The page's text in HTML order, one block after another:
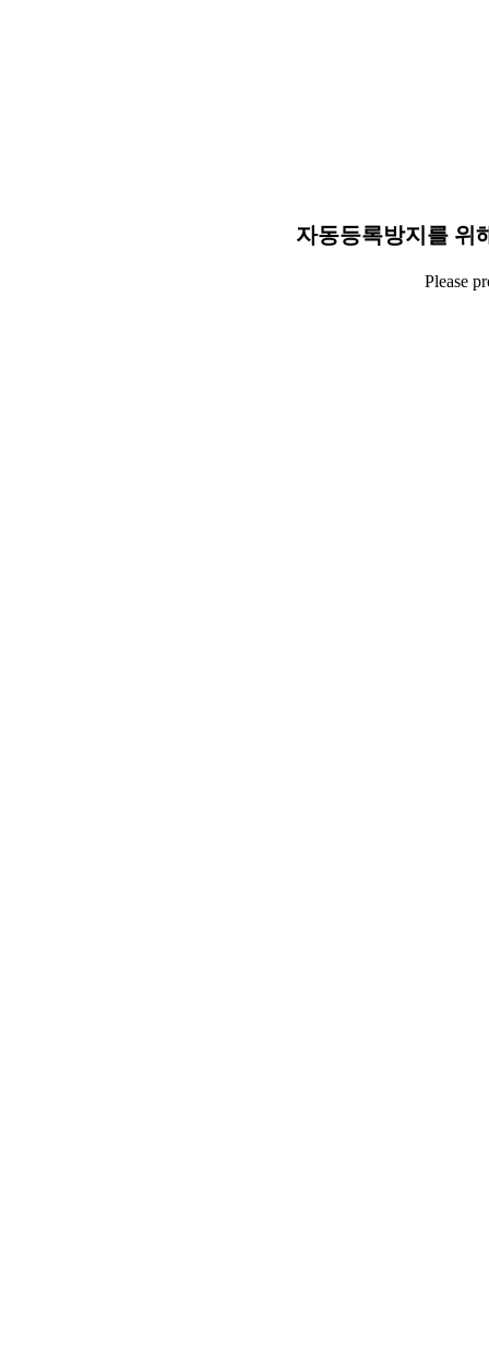
자동등록방지를 위
Please